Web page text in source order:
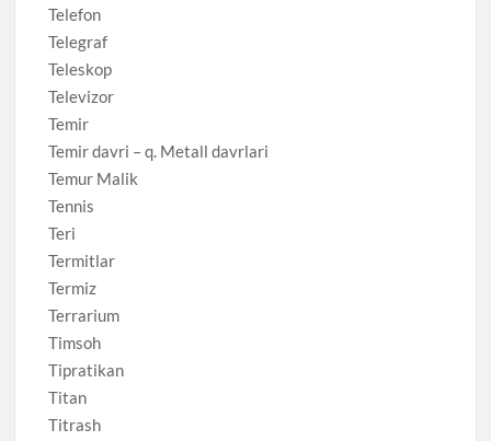
Telefon
Telegraf
Teleskop
Televizor
Temir
Temir davri – q. Metall davrlari
Temur Malik
Tennis
Teri
Termitlar
Termiz
Terrarium
Timsoh
Tipratikan
Titan
Titrash